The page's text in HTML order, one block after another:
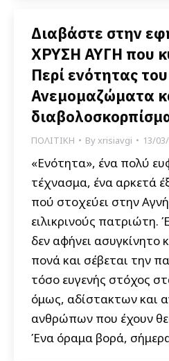
Διαβάστε στην
ΧΡΥΣΗ ΑΥΓΗ που
Περί ενότητας
Ανεμομαζώματα
ΠΟΛΙΤΙΚΗ Byxrisiavgi 13/
«Ενότητα», ένα πολύ
τέχνασμα, ένα αρκετά
πού στοχεύει στην
ειλικρινούς
δεν αφήνει
πονά και σέβεται την
τόσο ευγενής στόχος
όμως, αδίστακτων και
ανθρώπων που έχουν
Ένα όραμα βορά,